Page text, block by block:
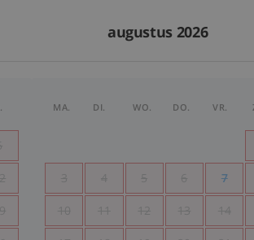
augustus 2026
MA. DI. WO. DO. VR.
3 4 5 6 7
10 11 12 13 14